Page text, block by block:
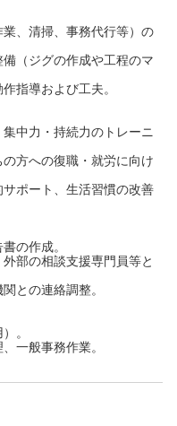
、清掃、事務代行等）の
（ジグの作成や工程のマ
指導および工夫。
中力・持続力のトレーニ
方への復職・就労に向け
ポート、生活習慣の改善
の作成。
部の相談支援専門員等と
との連絡調整。
。
一般事務作業。